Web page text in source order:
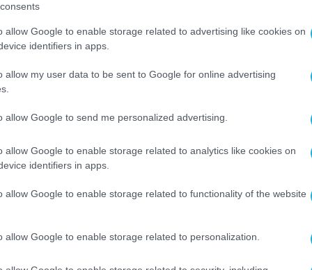
allow Google to enable storage related to advertising like cookies on
identifiers in apps.
allow my user data to be sent to Google for online advertising
allow Google to send me personalized advertising.
allow Google to enable storage related to analytics like cookies on
identifiers in apps.
allow Google to enable storage related to functionality of the website
allow Google to enable storage related to personalization.
ο σεβασμός στο διεθνές δίκαιο πρέπει να
ενώ η προστασία των κρίσιμων πολιτικών
μορφή απειλής αποτελεί ύψιστη
όλους»τόνισε ο κ.Γεραπετρίτης εξαίροντας
της Σαουδικής Αραβίας στην κατάσταση, η
σε σχέση με τις διαδικασίες ειρήνευσης,
από τη Σαουδική Αραβία και
των Ελλήνων που είχαν εγκλωβιστεί
θερμά για τη βοήθειά σας, αξιότιμε κύριε
ασφαλείς οι συμπατριώτες μας